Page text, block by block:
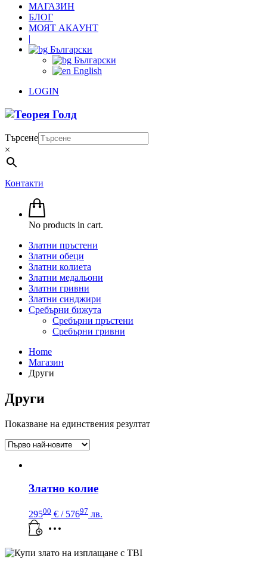
МАГАЗИН
БЛОГ
МОЯТ АКАУНТ
|
Български
Български
English
LOGIN
Търсене
×
Контакти
No products in cart.
Златни пръстени
Златни обеци
Златни колиета
Златни медальони
Златни гривни
Златни синджири
Сребърни бижута
Сребърни пръстени
Сребърни гривни
Home
Магазин
Други
Други
Показване на единствения резултат
Златно колие
29500 € / 57697 лв.